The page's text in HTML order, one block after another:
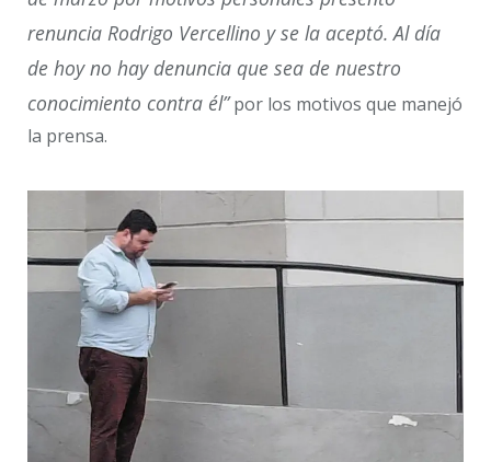
renuncia Rodrigo Vercellino y se la aceptó. Al día
de hoy no hay denuncia que sea de nuestro
conocimiento contra él”por los motivos que manejó
la prensa.